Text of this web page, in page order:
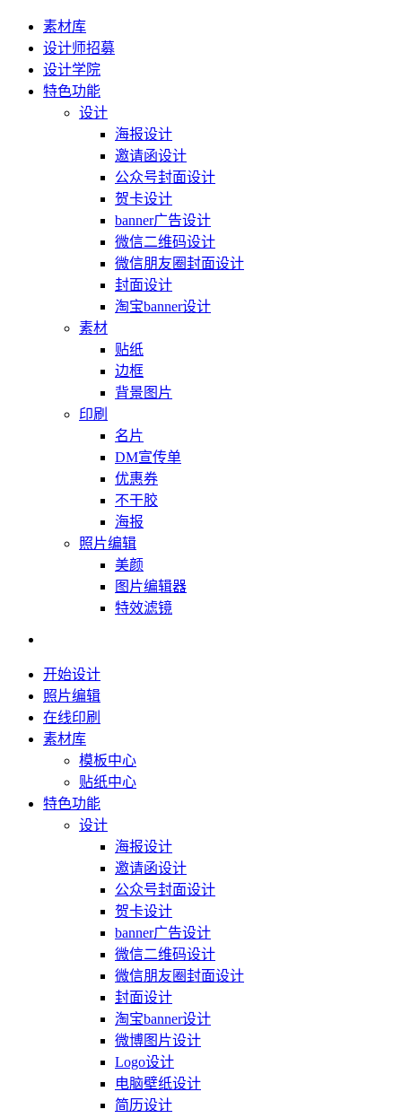
素材库
设计师招募
设计学院
特色功能
设计
海报设计
邀请函设计
公众号封面设计
贺卡设计
banner广告设计
微信二维码设计
微信朋友圈封面设计
封面设计
淘宝banner设计
素材
贴纸
边框
背景图片
印刷
名片
DM宣传单
优惠券
不干胶
海报
照片编辑
美颜
图片编辑器
特效滤镜
开始设计
照片编辑
在线印刷
素材库
模板中心
贴纸中心
特色功能
设计
海报设计
邀请函设计
公众号封面设计
贺卡设计
banner广告设计
微信二维码设计
微信朋友圈封面设计
封面设计
淘宝banner设计
微博图片设计
Logo设计
电脑壁纸设计
简历设计